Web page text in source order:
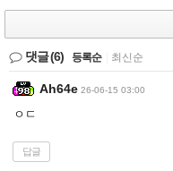
댓글(6) 등록순 최신순
Ah64e 26-06-15 03:00
ㅇㄷ
답글